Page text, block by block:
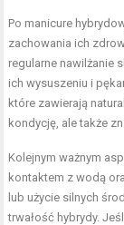
Po manicure
zachowania ich
regularne nawilżanie
ich wysuszeniu i
które zawierają
kondycję, ale także
Kolejnym ważnym
kontaktem z wodą
lub użycie silnych
trwałość hybrydy.